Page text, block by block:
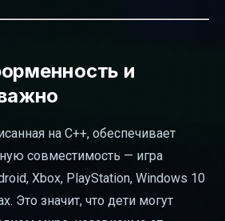
и
на C++, обеспечивает
совместимость — игра
Xbox, PlayStation, Windows 10
Это значит, что дети могут